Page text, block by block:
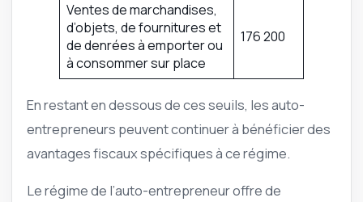
Ventes de marchandises,
d’objets, de fournitures et
de denrées à emporter ou
à consommer sur place
176 200
En restant en dessous de ces seuils, les auto-
entrepreneurs peuvent continuer à bénéficier des
avantages fiscaux spécifiques à ce régime.
Le régime de l’auto-entrepreneur offre de